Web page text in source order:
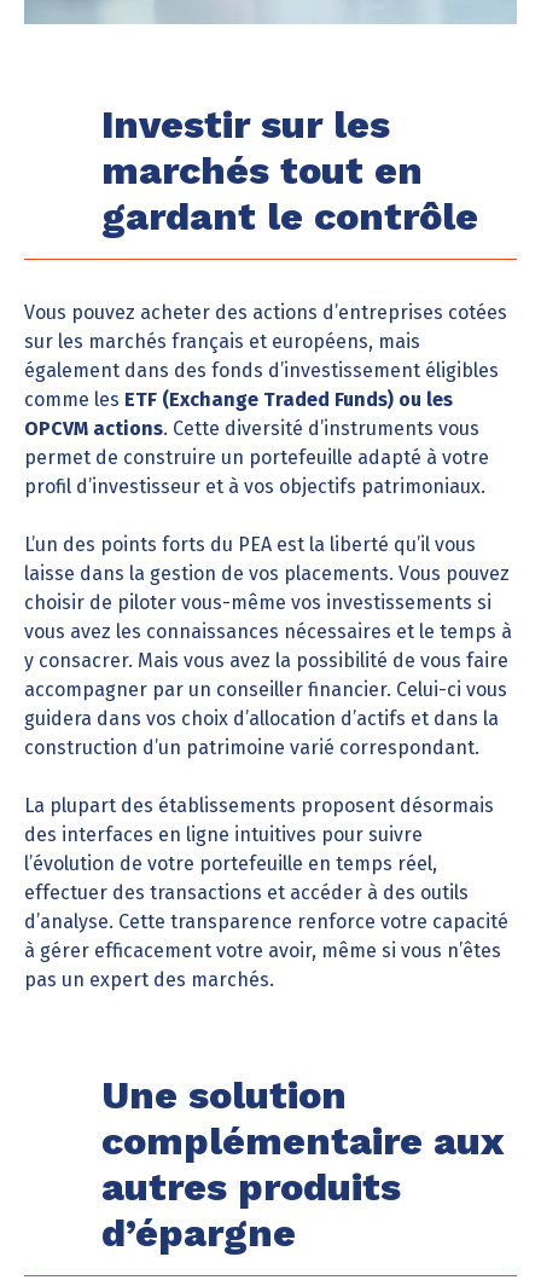
Investir sur les
marchés tout en
gardant le contrôle
Vous pouvez acheter des actions d’entreprises cotées
sur les marchés français et européens, mais
également dans des fonds d’investissement éligibles
comme les ETF (Exchange Traded Funds) ou les
OPCVM actions. Cette diversité d’instruments vous
permet de construire un portefeuille adapté à votre
profil d’investisseur et à vos objectifs patrimoniaux.
L’un des points forts du PEA est la liberté qu’il vous
laisse dans la gestion de vos placements. Vous pouvez
choisir de piloter vous-même vos investissements si
vous avez les connaissances nécessaires et le temps à
y consacrer. Mais vous avez la possibilité de vous faire
accompagner par un conseiller financier. Celui-ci vous
guidera dans vos choix d’allocation d’actifs et dans la
construction d’un patrimoine varié correspondant.
La plupart des établissements proposent désormais
des interfaces en ligne intuitives pour suivre
l’évolution de votre portefeuille en temps réel,
effectuer des transactions et accéder à des outils
d’analyse. Cette transparence renforce votre capacité
à gérer efficacement votre avoir, même si vous n’êtes
pas un expert des marchés.
Une solution
complémentaire aux
autres produits
d’épargne